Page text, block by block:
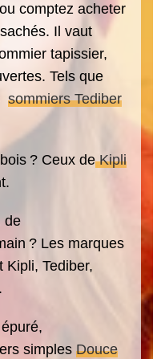
comptez acheter
Il vaut
tapissier,
Tels que
sommiers Tediber
? Ceux deKipli
de
? Les marques
Kipli, Tediber,
simples Douce